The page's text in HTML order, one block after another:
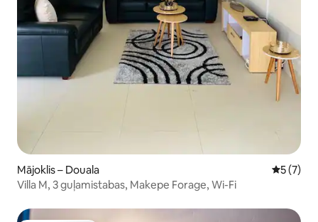
Mājoklis – Douala Vidējais
5 (7)
Villa M, 3 guļamistabas, Makepe Forage, Wi-Fi